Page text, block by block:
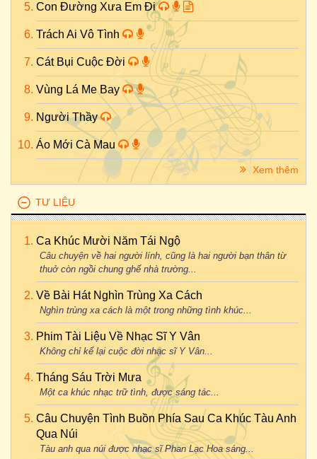
Con Đường Xưa Em Đi
Trách Ai Vô Tình
Cát Bụi Cuộc Đời
Vùng Lá Me Bay
Người Thầy
Áo Mới Cà Mau
Xem thêm
TƯ LIỆU
Ca Khúc Mười Năm Tái Ngộ
Câu chuyện về hai người lính, cũng là hai người bạn thân từ
thuở còn ngồi chung ghế nhà trường...
Về Bài Hát Nghìn Trùng Xa Cách
Nghìn trùng xa cách là một trong những tình khúc...
Phim Tài Liệu Về Nhạc Sĩ Y Vân
Không chỉ kể lại cuộc đời nhạc sĩ Y Vân...
Tháng Sáu Trời Mưa
Một ca khúc nhạc trữ tình, được sáng tác...
Câu Chuyện Tình Buồn Phía Sau Ca Khúc Tàu Anh
Qua Núi
Tàu anh qua núi được nhạc sĩ Phan Lạc Hoa sáng...